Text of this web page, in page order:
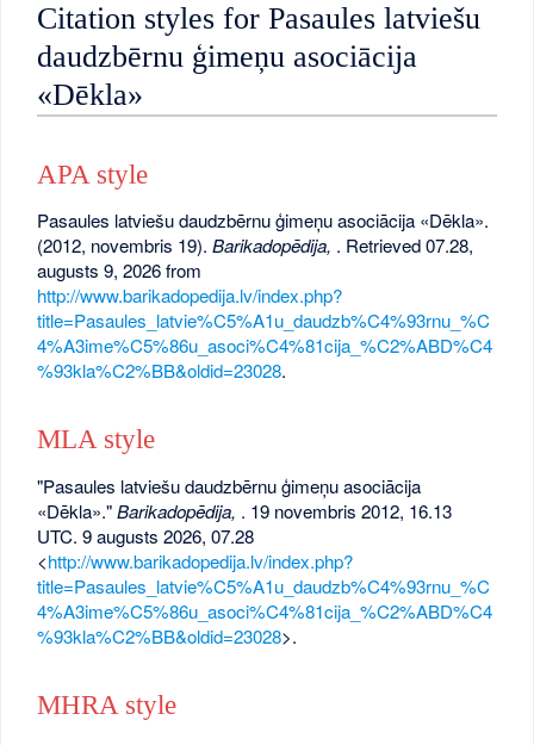
Citation styles for Pasaules latviešu
daudzbērnu ģimeņu asociācija
«Dēkla»
APA style
Pasaules latviešu daudzbērnu ģimeņu asociācija «Dēkla».
(2012, novembris 19).Barikadopēdija, . Retrieved 07.28,
augusts 9, 2026 from
http://www.barikadopedija.lv/index.php?
title=Pasaules_latvie%C5%A1u_daudzb%C4%93rnu_%C
4%A3ime%C5%86u_asoci%C4%81cija_%C2%ABD%C4
%93kla%C2%BB&oldid=23028.
MLA style
"Pasaules latviešu daudzbērnu ģimeņu asociācija
«Dēkla»."Barikadopēdija, . 19 novembris 2012, 16.13
UTC. 9 augusts 2026, 07.28
<http://www.barikadopedija.lv/index.php?
title=Pasaules_latvie%C5%A1u_daudzb%C4%93rnu_%C
4%A3ime%C5%86u_asoci%C4%81cija_%C2%ABD%C4
%93kla%C2%BB&oldid=23028>.
MHRA style